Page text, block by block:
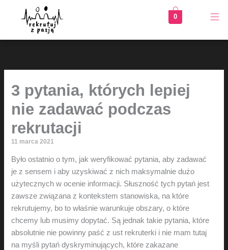
0
3 pytania, których lepiej
nie zadawać podczas
rekrutacji
11 marca 2021
Było ostatnio o tym, jak weryfikować pytania, aby zadawać
je z sensem i aby uzyskiwać z nich maksymalnie dużo
użytecznych w ocenie informacji. Słuszność tych pytań jest
zawsze związana z kontekstem stanowiska, na które
rekrutujemy, bo to właśnie warunkuje obszary, o które
chcemy lub musimy dopytać. Są jednak takie pytania, które
absolutnie nie powinny paść z ust rekruterki i nie mam tutaj
na myśli pytań dyskryminujących, które zakazane